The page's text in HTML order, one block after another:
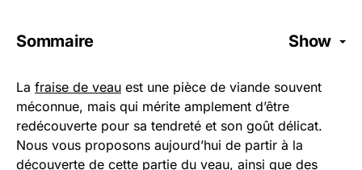
Sommaire Show
La fraise de veau est une pièce de viande souvent
méconnue, mais qui mérite amplement d’être
redécouverte pour sa tendreté et son goût délicat.
Nous vous proposons aujourd’hui de partir à la
découverte de cette partie du veau, ainsi que des